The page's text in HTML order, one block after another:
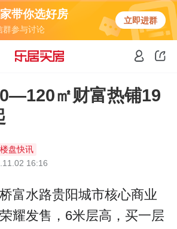
带你选好房
群参与讨论
立即进群
㎡财富热铺19
楼盘快讯
16:16
富水路贵阳城市核心商业
耀发售，6米层高，买一层